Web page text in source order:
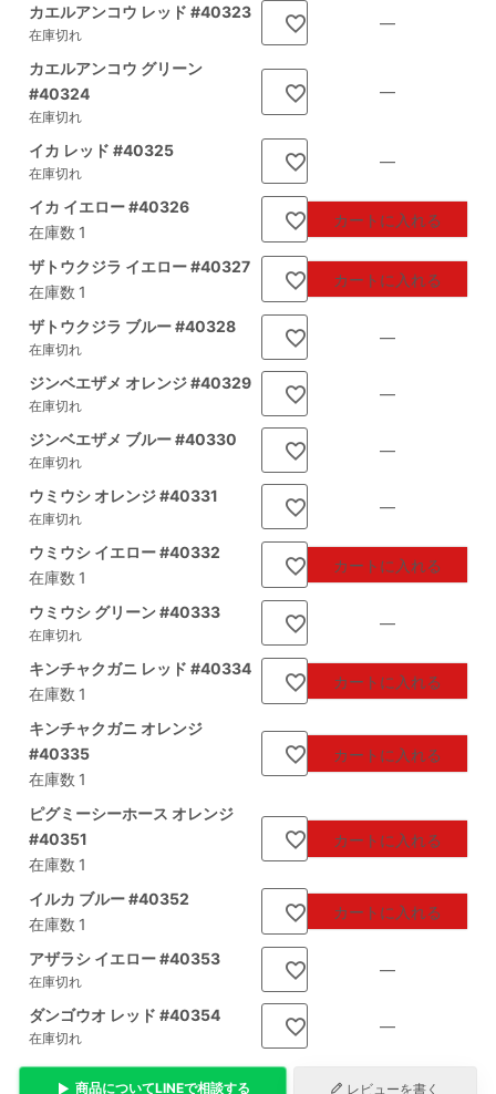
カエルアンコウ レッド #40323
在庫切れ
—
カエルアンコウ グリーン
#40324
在庫切れ
—
イカ レッド #40325
在庫切れ
—
イカ イエロー #40326
在庫数 1
カートに入れる
ザトウクジラ イエロー #40327
在庫数 1
カートに入れる
ザトウクジラ ブルー #40328
在庫切れ
—
ジンベエザメ オレンジ #40329
在庫切れ
—
ジンベエザメ ブルー #40330
在庫切れ
—
ウミウシ オレンジ #40331
在庫切れ
—
ウミウシ イエロー #40332
在庫数 1
カートに入れる
ウミウシ グリーン #40333
在庫切れ
—
キンチャクガニ レッド #40334
在庫数 1
カートに入れる
キンチャクガニ オレンジ
#40335
在庫数 1
カートに入れる
ピグミーシーホース オレンジ
#40351
在庫数 1
カートに入れる
イルカ ブルー #40352
在庫数 1
カートに入れる
アザラシ イエロー #40353
在庫切れ
—
ダンゴウオ レッド #40354
在庫切れ
—
商品についてLINEで相談する レビューを書く